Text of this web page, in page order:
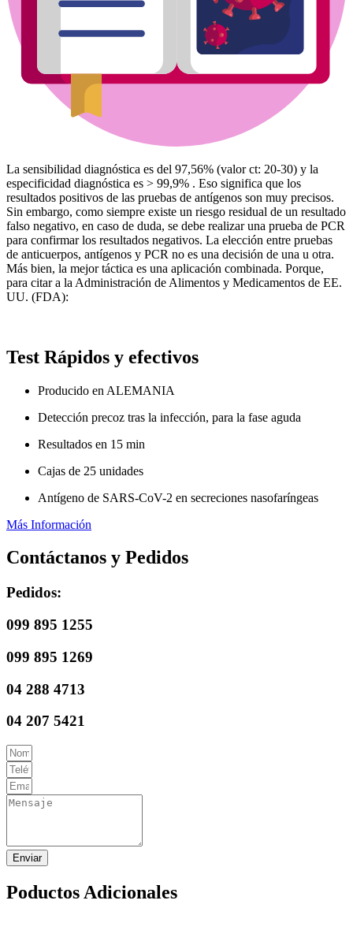
La sensibilidad diagnóstica es del 97,56% (valor ct: 20-30) y la
especificidad diagnóstica es > 99,9% . Eso significa que los
resultados positivos de las pruebas de antígenos son muy precisos.
Sin embargo, como siempre existe un riesgo residual de un resultado
falso negativo, en caso de duda, se debe realizar una prueba de PCR
para confirmar los resultados negativos. La elección entre pruebas
de anticuerpos, antígenos y PCR no es una decisión de una u otra.
Más bien, la mejor táctica es una aplicación combinada. Porque,
para citar a la Administración de Alimentos y Medicamentos de EE.
UU. (FDA):
Test Rápidos y efectivos
Producido en ALEMANIA
Detección precoz tras la infección, para la fase aguda
Resultados en 15 min
Cajas de 25 unidades
Antígeno de SARS-CoV-2 en secreciones nasofaríngeas
Más Información
Contáctanos y Pedidos
Pedidos:
099 895 1255
099 895 1269
04 288 4713
04 207 5421
Enviar
Poductos Adicionales